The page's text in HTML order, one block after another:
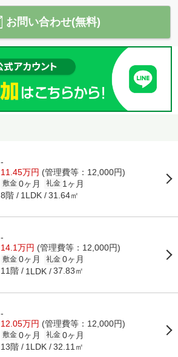
お問い合わせ(無料)
-
11.45万円 (管理費等：12,000円)
敷金 0ヶ月 礼金 1ヶ月
8階 1LDK 31.64㎡
-
14.1万円 (管理費等：12,000円)
敷金 0ヶ月 礼金 0ヶ月
11階 1LDK 37.83㎡
-
12.05万円 (管理費等：12,000円)
敷金 0ヶ月 礼金 0ヶ月
13階 1LDK 32.11㎡